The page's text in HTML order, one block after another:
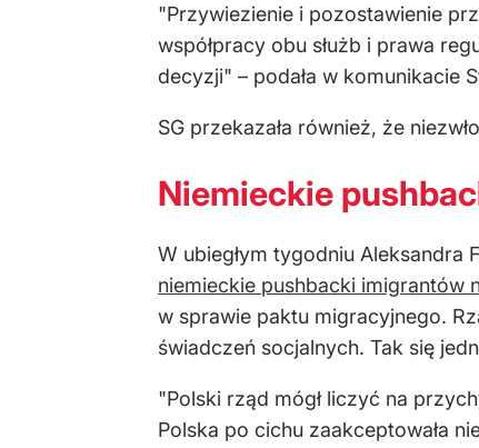
"Przywiezienie i pozostawienie
współpracy obu służb i prawa
decyzji" – podała w komunikacie
SG przekazała również, że
Niemieckie
W ubiegłym tygodniu Aleksandra
niemieckie pushbacki imigrantów
w sprawie paktu migracyjnego.
świadczeń socjalnych. Tak się
"Polski rząd mógł liczyć na
Polska po cichu zaakceptowała